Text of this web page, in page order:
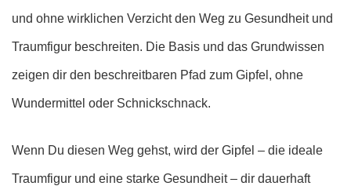
und ohne wirklichen Verzicht den Weg zu Gesundheit und
Traumfigur beschreiten. Die Basis und das Grundwissen
zeigen dir den beschreitbaren Pfad zum Gipfel, ohne
Wundermittel oder Schnickschnack.
Wenn Du diesen Weg gehst, wird der Gipfel – die ideale
Traumfigur und eine starke Gesundheit – dir dauerhaft